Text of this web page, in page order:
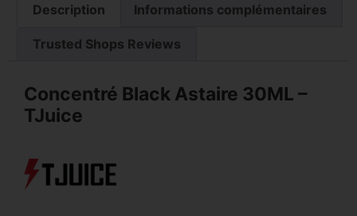
Description Informations complémentaires
Trusted Shops Reviews
Concentré Black Astaire 30ML –
TJuice